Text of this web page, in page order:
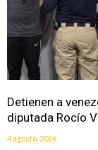
Detienen a
diputada Rocío
4 agosto, 2026